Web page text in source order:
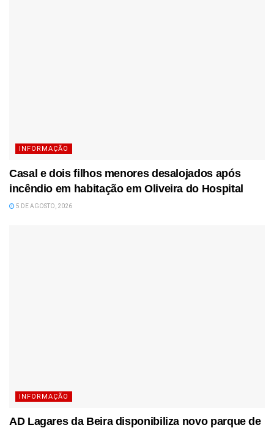
INFORMAÇÃO
Casal e dois filhos menores desalojados após
incêndio em habitação em Oliveira do Hospital
5 DE AGOSTO, 2026
INFORMAÇÃO
AD Lagares da Beira disponibiliza novo parque de